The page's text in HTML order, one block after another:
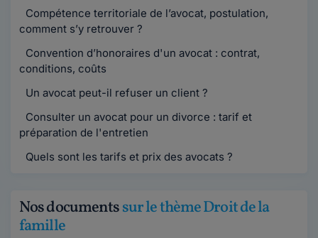
Compétence territoriale de l’avocat, postulation,
comment s’y retrouver ?
Convention d’honoraires d'un avocat : contrat,
conditions, coûts
Un avocat peut-il refuser un client ?
Consulter un avocat pour un divorce : tarif et
préparation de l'entretien
Quels sont les tarifs et prix des avocats ?
Nos documentssur le thème Droit de la
famille